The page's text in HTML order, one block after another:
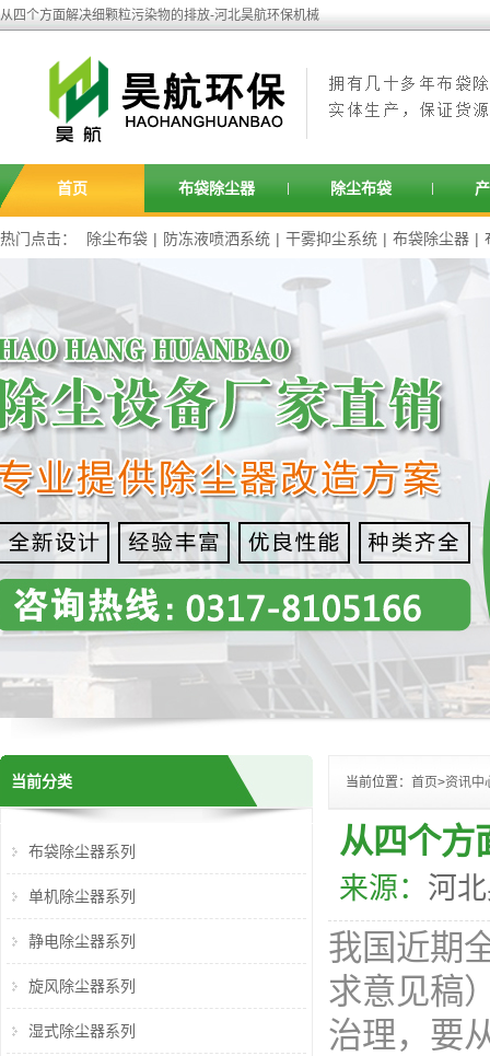
从四个方面解决细颗粒污染物的排放-河北昊航环保机械
首页 布袋除尘器 除尘布袋
热门点击： 除尘布袋 | 防冻液喷洒系统 | 干雾抑尘系统 | 布袋除尘器 |
当前位置： 首页>资讯中
从四个方
来源： 河
我国近期
求意见稿
治理，要
当前分类
布袋除尘器系列
单机除尘器系列
静电除尘器系列
旋风除尘器系列
湿式除尘器系列